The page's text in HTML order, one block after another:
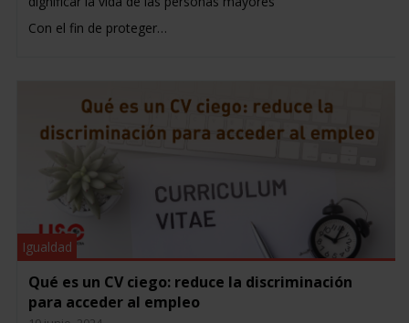
Con el fin de proteger…
Igualdad
Qué es un CV ciego: reduce la discriminación
para acceder al empleo